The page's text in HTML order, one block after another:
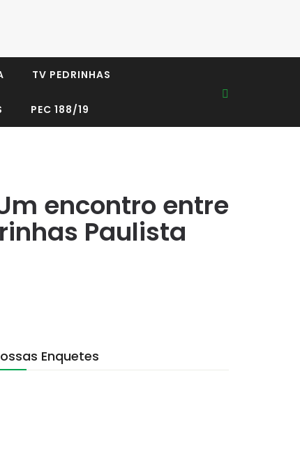
TV PEDRINHAS
PEC 188/19
encontro entre
Paulista
Enquetes